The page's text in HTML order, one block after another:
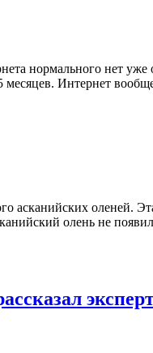
нормального нет
месяцев. Интернет
оленей.
олень не